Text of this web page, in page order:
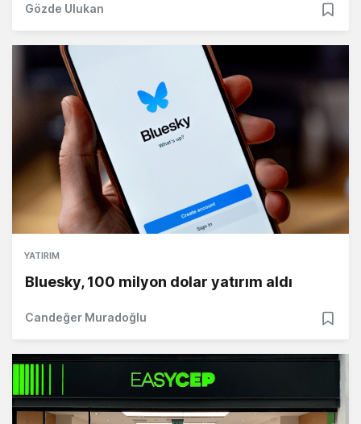
Gözde Ulukan
YATIRIM
Bluesky, 100 milyon dolar yatırım aldı
Candeğer Muradoğlu